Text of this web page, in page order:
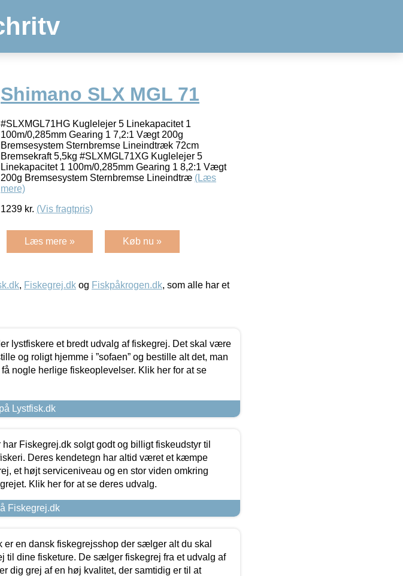
Shimano SLX MGL 71
#SLXMGL71HG Kuglelejer 5 Linekapacitet 1
100m/0,285mm Gearing 1 7,2:1 Vægt 200g
Bremsesystem Sternbremse Lineindtræk 72cm
Bremsekraft 5,5kg #SLXMGL71XG Kuglelejer 5
Linekapacitet 1 100m/0,285mm Gearing 1 8,2:1 Vægt
200g Bremsesystem Sternbremse Lineindtræ (Læs
mere)
1239 kr. (Vis fragtpris)
Læs mere » Køb nu »
, Fiskegrej.dk og Fiskpåkrogen.dk, som alle har et
lystfiskere et bredt udvalg af fiskegrej. Det skal være
og roligt hjemme i ”sofaen” og bestille alt det, man
nogle herlige fiskeoplevelser. Klik her for at se
Lystfisk.dk
har Fiskegrej.dk solgt godt og billigt fiskeudstyr til
Deres kendetegn har altid været et kæmpe
et højt serviceniveau og en stor viden omkring
Klik her for at se deres udvalg.
Fiskegrej.dk
er en dansk fiskegrejsshop der sælger alt du skal
til dine fisketure. De sælger fiskegrej fra et udvalg af
dig grej af en høj kvalitet, der samtidig er til at